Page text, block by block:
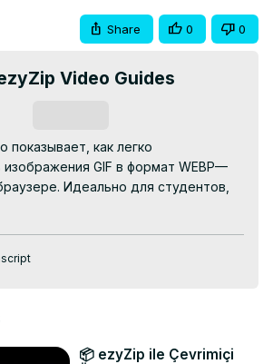
Share 0 0
Video Guides
показывает, как легко
изображения GIF в формат WEBP—
Идеально для студентов,
любого, кто работает с
ru-gif-webp.html
или перетащите в поле.
в WEBP» и позвольте
📦 ezyZip ile Çevrimiçi